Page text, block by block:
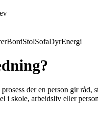
BordStolSofaDyrEnergi
der en person gir
i skole, arbeidsliv eller